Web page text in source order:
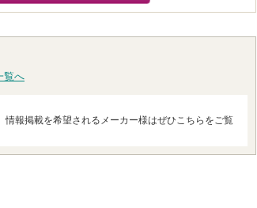
覧へ
報掲載を希望されるメーカー様はぜひこちらをご覧